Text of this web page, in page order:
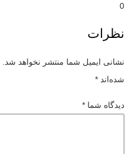
0
نظرات
نشانی ایمیل شما منتشر نخواهد شد.
شده‌اند *
دیدگاه شما *